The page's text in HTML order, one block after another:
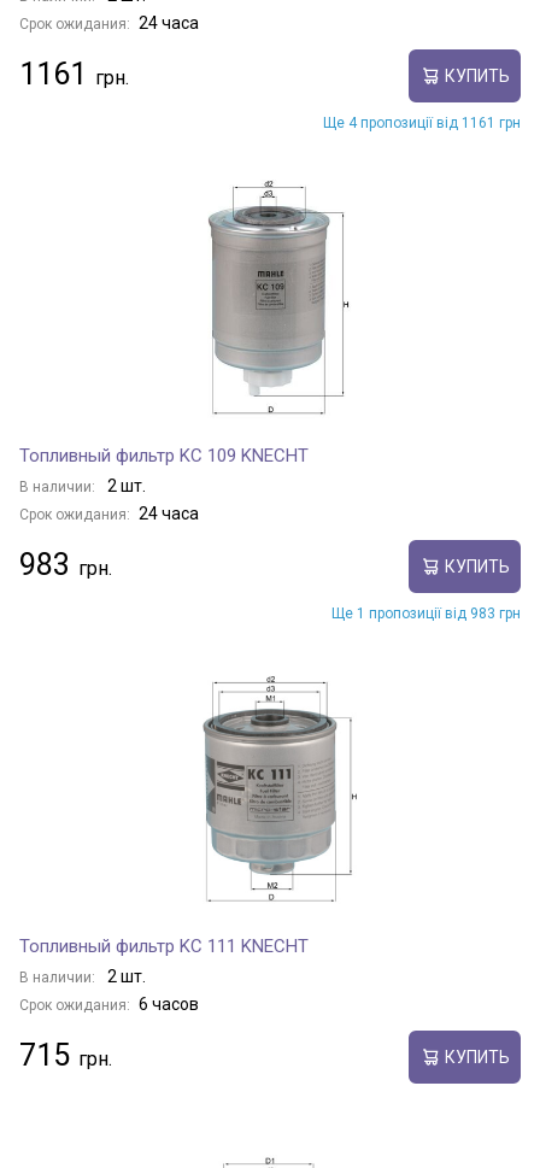
Срок ожидания: 24 часа
1161 КУПИТЬ
Ще 4 пропозиції від 1161 грн
Топливный фильтр KC 109 KNECHT
В наличии: 2 шт.
Срок ожидания: 24 часа
983 КУПИТЬ
Ще 1 пропозиції від 983 грн
Топливный фильтр KC 111 KNECHT
В наличии: 2 шт.
Срок ожидания: 6 часов
715 КУПИТЬ